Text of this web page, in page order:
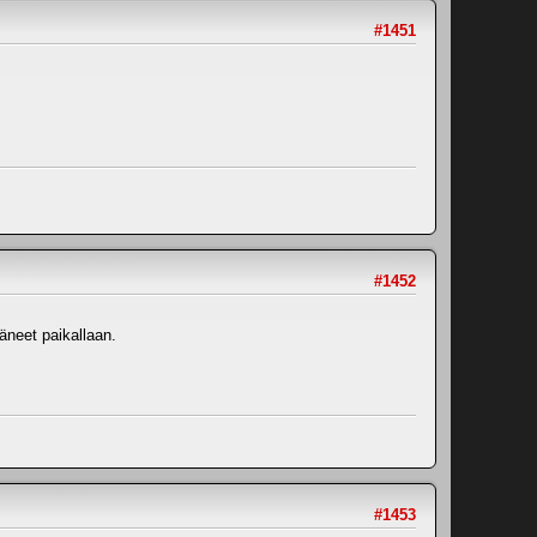
#1451
#1452
paikallaan.
#1453